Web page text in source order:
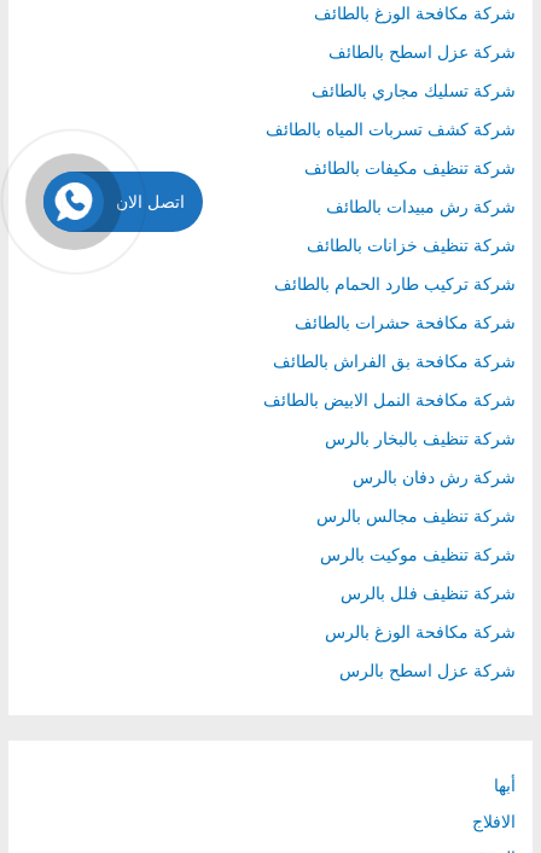
شركة مكافحة الوزغ بالطائف
شركة عزل اسطح بالطائف
شركة تسليك مجاري بالطائف
شركة كشف تسربات المياه بالطائف
شركة تنظيف مكيفات بالطائف
شركة رش مبيدات بالطائف
شركة تنظيف خزانات بالطائف
شركة تركيب طارد الحمام بالطائف
شركة مكافحة حشرات بالطائف
شركة مكافحة بق الفراش بالطائف
شركة مكافحة النمل الابيض بالطائف
شركة تنظيف بالبخار بالرس
شركة رش دفان بالرس
شركة تنظيف مجالس بالرس
شركة تنظيف موكيت بالرس
شركة تنظيف فلل بالرس
شركة مكافحة الوزغ بالرس
شركة عزل اسطح بالرس
أبها
الافلاج
اتصل الان